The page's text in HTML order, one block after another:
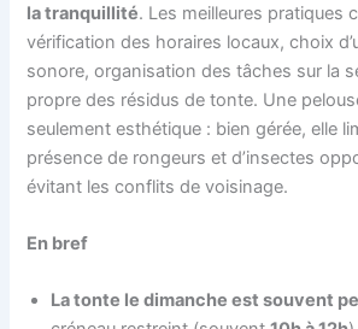
la tranquillité. Les meilleures pratiques
vérification des horaires locaux, choix
sonore, organisation des tâches sur la
propre des résidus de tonte. Une
seulement esthétique : bien gérée, elle
présence de rongeurs et d’insectes
évitant les conflits de voisinage.
En bref
La tonte le dimanche est souvent